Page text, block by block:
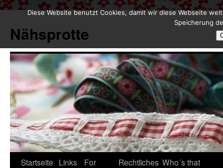
springen
Nähsprotte
Startseite Links
For
Rechtliches Who´s that
Diese Website benutzt Cookies, damit wir diese Webseite
Speicherung